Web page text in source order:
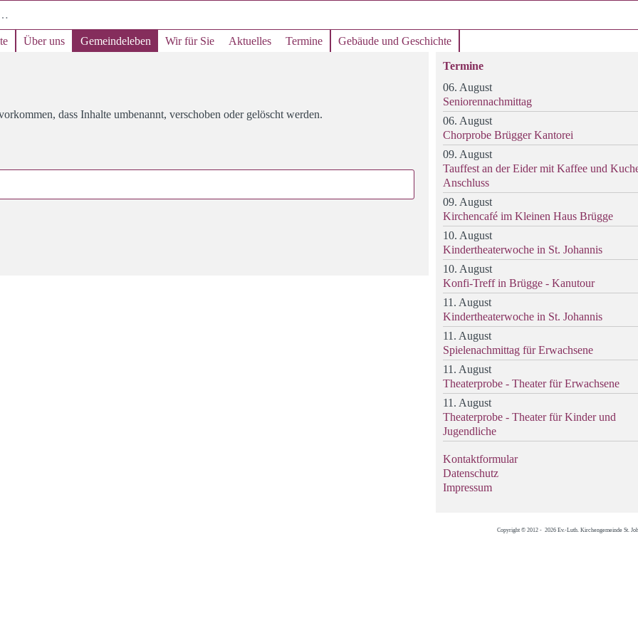
Über uns Gemeindeleben Wir für Sie Aktuelles Termine Gebäude und Geschichte
dass Inhalte umbenannt, verschoben oder gelöscht werden.
Termine
06. August
Seniorennachmittag
06. August
Chorprobe Brügger Kantorei
09. August
Tauffest an der Eider mit Kaffee und
Anschluss
09. August
Kirchencafé im Kleinen Haus Brügge
10. August
Kindertheaterwoche in St. Johannis
10. August
Konfi-Treff in Brügge - Kanutour
11. August
Kindertheaterwoche in St. Johannis
11. August
Spielenachmittag für Erwachsene
11. August
Theaterprobe - Theater für Erwachsene
11. August
Theaterprobe - Theater für Kinder und
Jugendliche
Kontaktformular
Datenschutz
Impressum
Copyright © 2012 - 2026 Ev.-Luth. Kirchengemeinde St.